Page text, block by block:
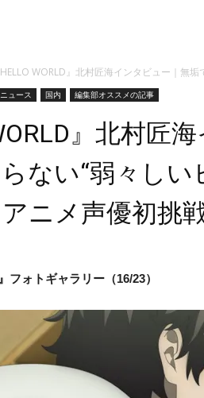
HELLO WORLD』北村匠海インタビュー｜無
ニュース 国内 編集部オススメの記事
』北村匠
ない“弱々しい
ニメ声優初挑
』フォトギャラリー（16/23）